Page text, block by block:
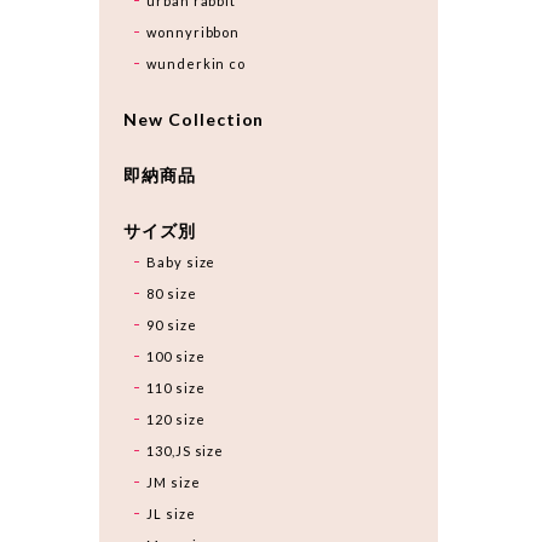
wonnyribbon
wunderkin co
New Collection
即納商品
サイズ別
Baby size
80 size
90 size
100 size
110 size
120 size
130,JS size
JM size
JL size